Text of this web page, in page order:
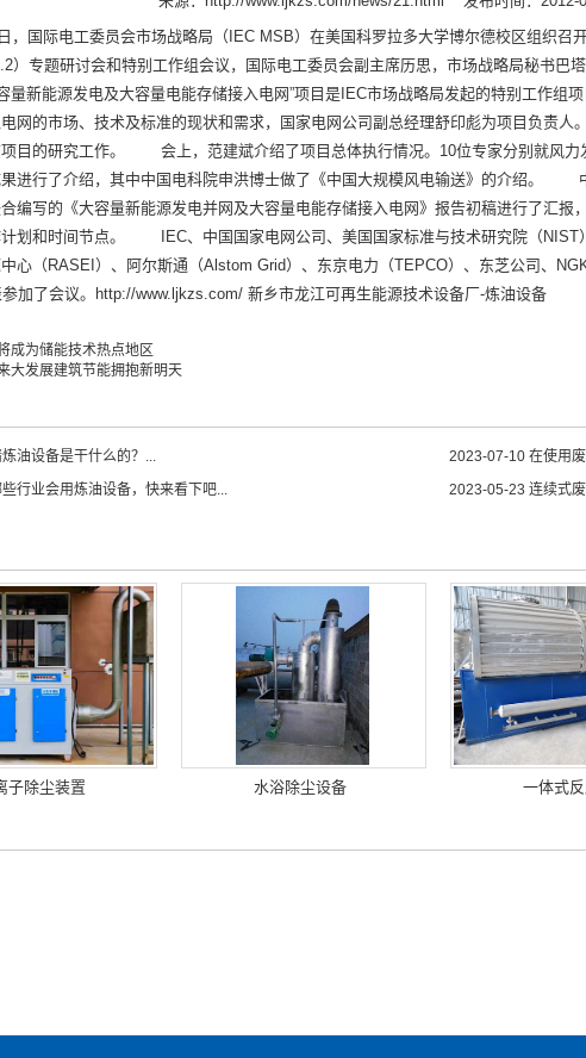
，国际电工委员会市场战略局（IEC MSB）在美国科罗拉多大学博尔德校区组织召
）专题研讨会和特别工作组会议，国际电工委员会副主席历思，市场战略局秘书巴
能源发电及大容量电能存储接入电网”项目是IEC市场战略局发起的特别工作组
网的市场、技术及标准的现状和需求，国家电网公司副总经理舒印彪为项目负责人
目的研究工作。 会上，范建斌介绍了项目总体执行情况。10位专家分别就风力
进行了介绍，其中中国电科院申洪博士做了《中国大规模风电输送》的介绍。
编写的《大容量新能源发电并网及大容量电能存储接入电网》报告初稿进行了汇报
计划和时间节点。 IEC、中国国家电网公司、美国国家标准与技术研究院（NIST
心（RASEI）、阿尔斯通（Alstom Grid）、东京电力（TEPCO）、东芝公司、
加了会议。http://www.ljkzs.com/ 新乡市龙江可再生能源技术设备厂-炼油设备
成为储能技术热点地区
大发展建筑节能拥抱新明天
油设备是干什么的？... 2023-07-10 在使用
行业会用炼油设备，快来看下吧... 2023-05-23 连续式
子除尘装置 水浴除尘设备 一体式